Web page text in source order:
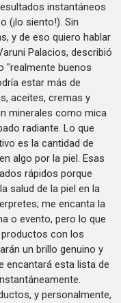
instantáneos
(¡lo siento!). Sin
y de eso quiero hablar
Palacios, describió
"realmente buenos
estar más de
aceites, cremas y
minerales como mica
radiante. Lo que
es la cantidad de
algo por la piel. Esas
rápidos porque
salud de la piel en la
me encanta la
o evento, pero lo que
con los
un brillo genuino y
encantará esta lista de
y personalmente,